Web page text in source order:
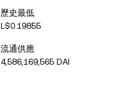
歷史最低
L$0.19855
流通供應
4,586,169,565 DAI